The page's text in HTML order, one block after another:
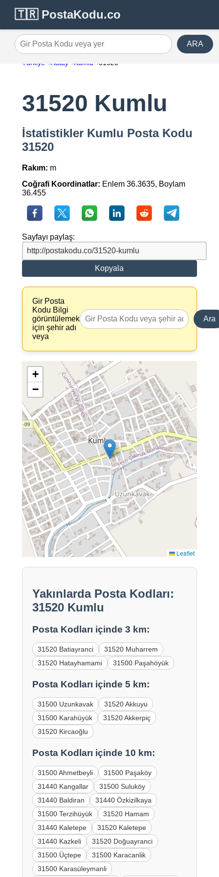
🇹🇷 PostaKodu.co
Gir Posta Kodu veya yer ARA
Türkiye Hatay Kumlu 31520
31520 Kumlu
İstatistikler Kumlu Posta Kodu
31520
Rakım: m
Coğrafi Koordinatlar: Enlem 36.3635, Boylam
36.455
Sayfayı paylaş:
Kopyala
Gir Posta
Kodu Bilgi
görüntülemek
için şehir adı
veya
Ara
+
−
Leaflet
Yakınlarda Posta Kodları:
31520 Kumlu
Posta Kodları içinde 3 km:
31520 Batiayranci
31520 Muharrem
31520 Hatayhamami
31500 Paşahöyük
Posta Kodları içinde 5 km:
31500 Uzunkavak
31520 Akkuyu
31500 Karahüyük
31520 Akkerpiç
31520 Kircaoğlu
Posta Kodları içinde 10 km:
31500 Ahmetbeyli
31500 Paşaköy
31440 Kangallar
31500 Suluköy
31440 Baldiran
31440 Özkizilkaya
31500 Terzihüyük
31520 Hamam
31440 Kaletepe
31520 Kaletepe
31440 Kazkeli
31520 Doğuayranci
31500 Üçtepe
31500 Karacanlik
31500 Karasüleymanli